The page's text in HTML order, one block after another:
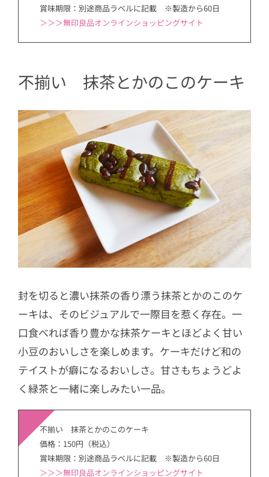
賞味期限：別途商品ラベルに記載 ※製造から60日
＞＞＞無印良品オンラインショッピングサイト
不揃い 抹茶とかのこのケーキ
封を切ると濃い抹茶の香り漂う抹茶とかのこのケ
ーキは、そのビジュアルで一際目を惹く存在。一
口食べれば香り豊かな抹茶ケーキとほどよく甘い
小豆のおいしさを楽しめます。ケーキだけど和の
テイストが癖になるおいしさ。甘さもちょうどよ
く緑茶と一緒に楽しみたい一品。
不揃い 抹茶とかのこのケーキ
価格：150円（税込）
賞味期限：別途商品ラベルに記載 ※製造から60日
＞＞＞無印良品オンラインショッピングサイト